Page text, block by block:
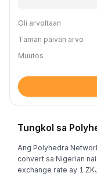
Oli arvoltaan
Tämän päivän arvo
Muutos
Tungkol sa
Ang Polyhedra
convert sa Nigerian
exchange rate ay 1